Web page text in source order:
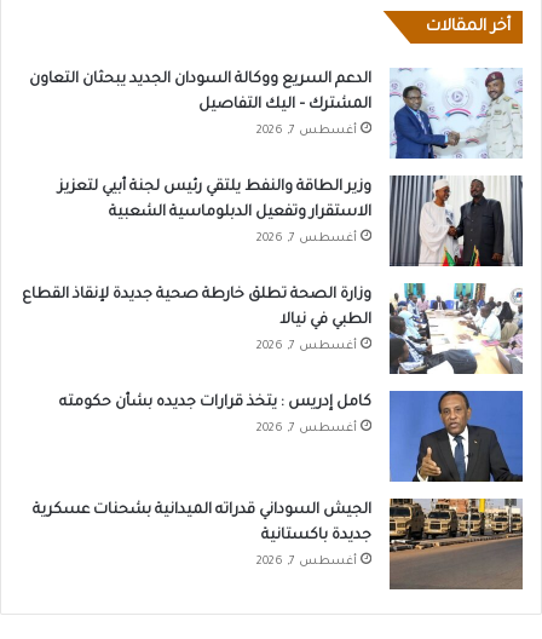
أخر المقالات
الدعم السريع ووكالة السودان الجديد يبحثان التعاون
المشترك – اليك التفاصيل
أغسطس 7, 2026
وزير الطاقة والنفط يلتقي رئيس لجنة أبيي لتعزيز
الاستقرار وتفعيل الدبلوماسية الشعبية
أغسطس 7, 2026
وزارة الصحة تطلق خارطة صحية جديدة لإنقاذ القطاع
الطبي في نيالا
أغسطس 7, 2026
كامل إدريس : يتخذ قرارات جديده بشأن حكومته
أغسطس 7, 2026
الجيش السوداني قدراته الميدانية بشحنات عسكرية
جديدة باكستانية
أغسطس 7, 2026